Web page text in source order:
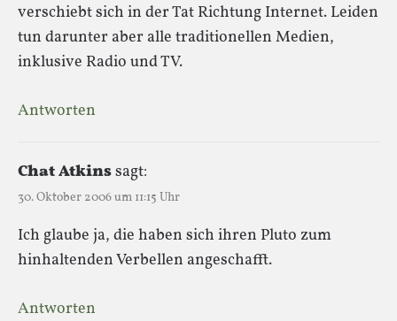
verschiebt sich in der Tat Richtung Internet. Leiden
tun darunter aber alle traditionellen Medien,
inklusive Radio und TV.
Antworten
Chat Atkinssagt:
30. Oktober 2006 um 11:15 Uhr
Ich glaube ja, die haben sich ihren Pluto zum
hinhaltenden Verbellen angeschafft.
Antworten